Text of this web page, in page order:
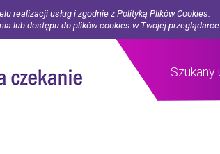
realizacji usług i zgodnie z Polityką Plików Cookies.
lub dostępu do plików cookies w Twojej przeglądarce